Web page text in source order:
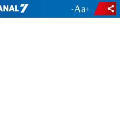
- +